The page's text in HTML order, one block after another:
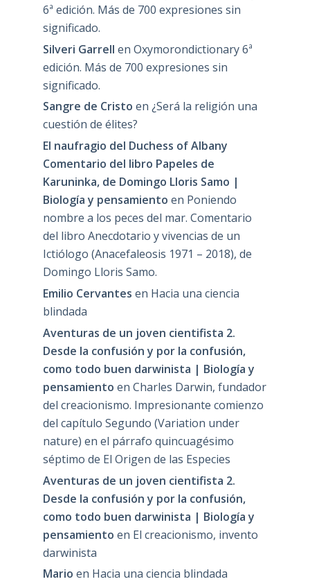
6ª edición. Más de 700 expresiones sin
significado.
Silveri Garrell en Oxymorondictionary 6ª
edición. Más de 700 expresiones sin
significado.
Sangre de Cristo en ¿Será la religión una
cuestión de élites?
El naufragio del Duchess of Albany
Comentario del libro Papeles de
Karuninka, de Domingo Lloris Samo |
Biología y pensamiento en Poniendo
nombre a los peces del mar. Comentario
del libro Anecdotario y vivencias de un
Ictiólogo (Anacefaleosis 1971 – 2018), de
Domingo Lloris Samo.
Emilio Cervantes en Hacia una ciencia
blindada
Aventuras de un joven cientifista 2.
Desde la confusión y por la confusión,
como todo buen darwinista | Biología y
pensamiento en Charles Darwin, fundador
del creacionismo. Impresionante comienzo
del capítulo Segundo (Variation under
nature) en el párrafo quincuagésimo
séptimo de El Origen de las Especies
Aventuras de un joven cientifista 2.
Desde la confusión y por la confusión,
como todo buen darwinista | Biología y
pensamiento en El creacionismo, invento
darwinista
Mario en Hacia una ciencia blindada